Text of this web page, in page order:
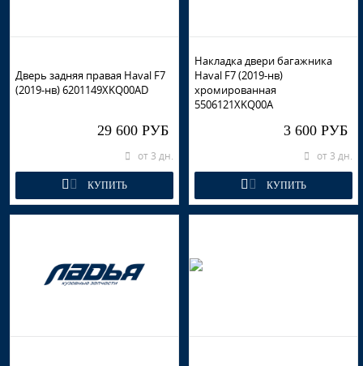
Дверь задняя правая Haval F7
(2019-нв) 6201149XKQ00AD
29 600 РУБ
от 3 дн.
КУПИТЬ
Накладка двери багажника
Haval F7 (2019-нв)
хромированная
5506121XKQ00A
3 600 РУБ
от 3 дн.
КУПИТЬ